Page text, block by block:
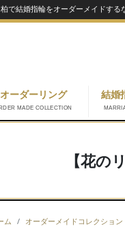
で結婚指輪をオーダーメイドする
オーダーリング
MADE COLLECTION
結婚
【花の
ム オーダーメイドコレクション